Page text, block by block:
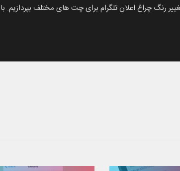
رنگ چراغ اعلان تلگرام برای چت های مختلف بپردازیم.